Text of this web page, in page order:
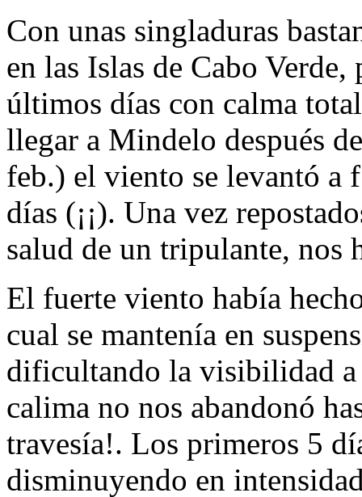
Con unas singladuras
en las Islas de Cabo
últimos días con calma
llegar a Mindelo después
feb.) el viento se levantó a
días (¡¡). Una vez
salud de un tripulante, nos
El fuerte viento había
cual se mantenía en
dificultando la visibilidad a
calima no nos abandonó
travesía!. Los primeros 5
disminuyendo en